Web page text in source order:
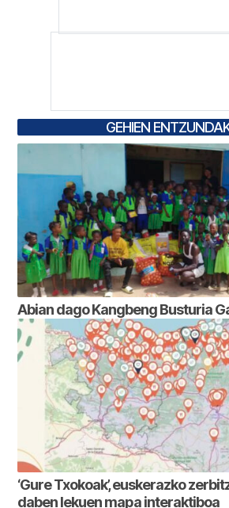
GEHIEN
Abian dago Kangbeng Busturia
‘Gure Txokoak’, euskerazko
daben lekuen mapa interaktiboa